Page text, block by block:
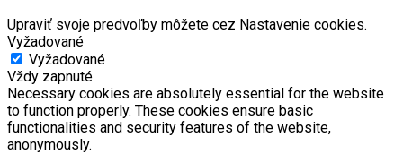
Upraviť svoje predvoľby môžete cez Nastavenie cookies.
Vyžadované
Vyžadované
Vždy zapnuté
Necessary cookies are absolutely essential for the website
to function properly. These cookies ensure basic
functionalities and security features of the website,
anonymously.